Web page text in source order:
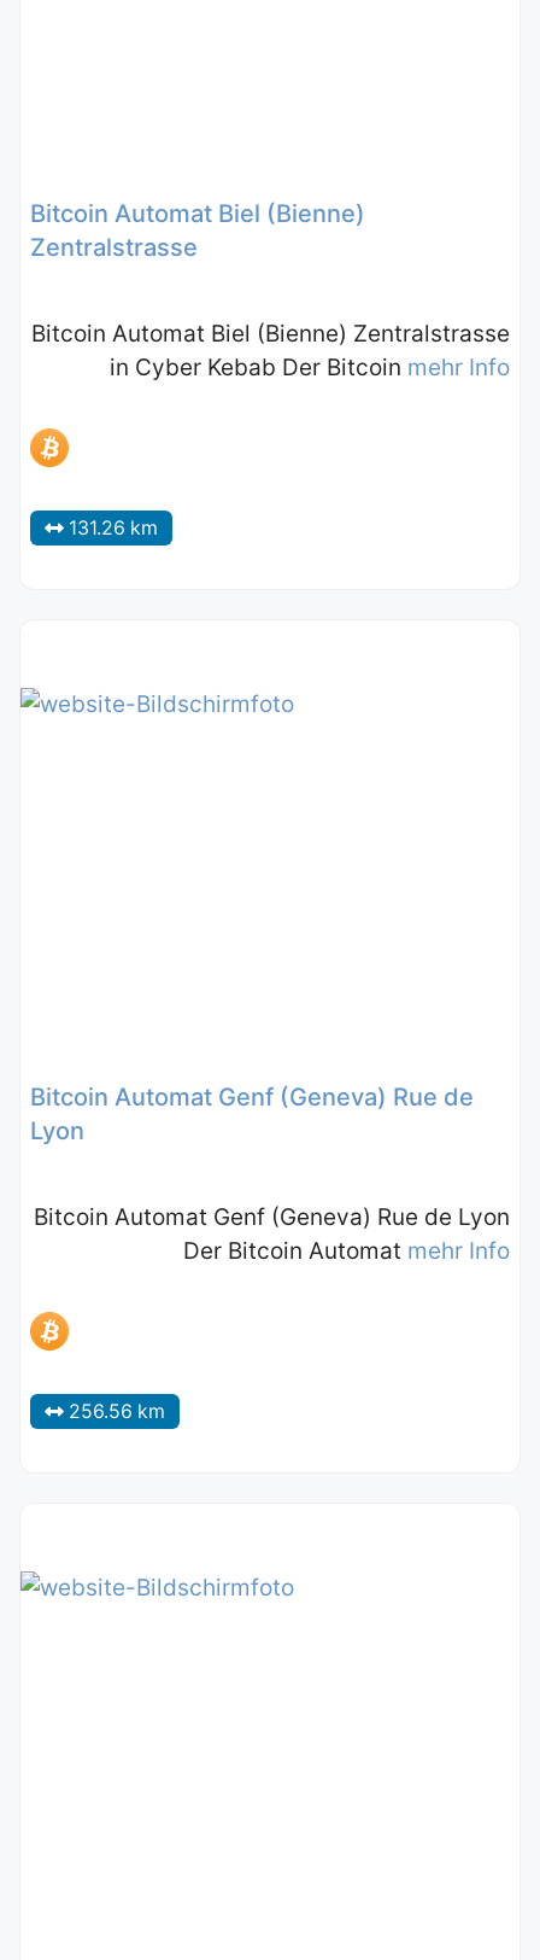
Bitcoin Automat Biel (Bienne)
Zentralstrasse
Bitcoin Automat Biel (Bienne) Zentralstrasse
in Cyber Kebab Der Bitcoin mehr Info
131.26 km
Bitcoin Automat Genf (Geneva) Rue de
Lyon
Bitcoin Automat Genf (Geneva) Rue de Lyon
Der Bitcoin Automat mehr Info
256.56 km